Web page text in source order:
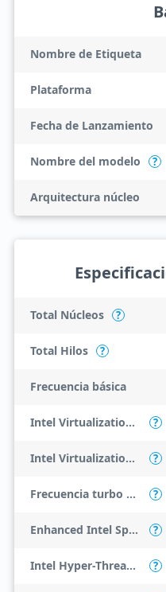
Nombre de Etiqueta
Plataforma
Fecha de Lanzamiento
Nombre del modelo ?
Arquitectura núcleo
Total Núcleos ?
Total Hilos ?
Frecuencia básica
Intel Virtualization Technology (VT-x) ?
Intel Virtualization Technology for Directed I/O (VT-d) ?
Frecuencia turbo máxima ?
Enhanced Intel SpeedStep Technology ?
Intel Hyper-Threading Technology ?